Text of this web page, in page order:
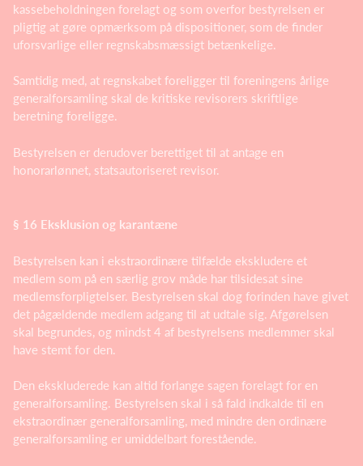
kassebeholdningen forelagt og som overfor bestyrelsen er
pligtig at gøre opmærksom på dispositioner, som de finder
uforsvarlige eller regnskabsmæssigt betænkelige.
Samtidig med, at regnskabet foreligger til foreningens årlige
generalforsamling skal de kritiske revisorers skriftlige
beretning foreligge.
Bestyrelsen er derudover berettiget til at antage en
honorarlønnet, statsautoriseret revisor.
§ 16 Eksklusion og karantæne
Bestyrelsen kan i ekstraordinære tilfælde ekskludere et
medlem som på en særlig grov måde har tilsidesat sine
medlemsforpligtelser. Bestyrelsen skal dog forinden have givet
det pågældende medlem adgang til at udtale sig. Afgørelsen
skal begrundes, og mindst 4 af bestyrelsens medlemmer skal
have stemt for den.
Den ekskluderede kan altid forlange sagen forelagt for en
generalforsamling. Bestyrelsen skal i så fald indkalde til en
ekstraordinær generalforsamling, med mindre den ordinære
generalforsamling er umiddelbart forestående.